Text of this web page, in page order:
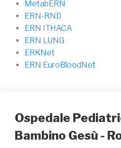
MetabERN
ERN-RND
ERN ITHACA
ERN LUNG
ERKNet
ERN EuroBloodNet
Ospedale
Bambino Gesù -